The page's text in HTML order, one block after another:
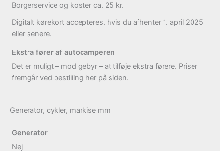
Borgerservice og koster ca. 25 kr.
Digitalt kørekort accepteres, hvis du afhenter 1. april 2025
eller senere.
Ekstra fører af autocamperen
Det er muligt – mod gebyr – at tilføje ekstra førere. Priser
fremgår ved bestilling her på siden.
Generator, cykler, markise mm
Generator
Nej